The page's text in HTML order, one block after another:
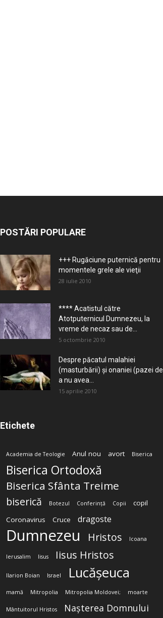
POSTĂRI POPULARE
+++ Rugăciune puternică pentru
momentele grele ale vieţii
28 iulie 2010
**** Acatistul către
Atotputernicul Dumnezeu, la
vreme de necaz sau de...
5 octombrie 2010
Despre păcatul malahiei
(masturbării) şi onaniei (pazei de
a nu avea...
15 aprilie 2010
Etichete
Academia de Teologie Anul nou avort Biserica
Biserica Ortodoxă
Biserica Sfânta Treime
biserică Botezul Conferință Copii
copil
Coronavirus
Cruce dragoste
Dumnezeu Hristos Icoana
Ierusalim Iisus Iisus Hristos
Ilarion Boian Israel Lucășeuca
mamă Mitropolia Mitropolia Moldovei; moarte
Mântuitorul Hristos Nașterea Domnului